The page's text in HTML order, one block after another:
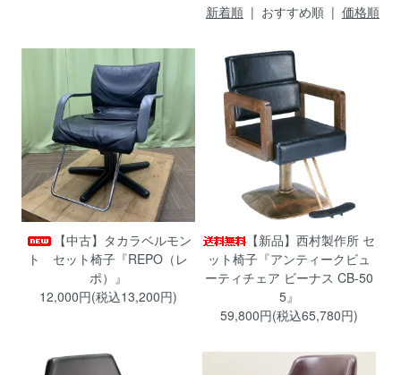
新着順| おすすめ順 | 価格順
【中古】タカラベルモン
ト セット椅子『REPO（レ
ポ）』
12,000円(税込13,200円)
【新品】西村製作所 セ
ット椅子『アンティークビュ
ーティチェア ビーナス CB-50
5』
59,800円(税込65,780円)